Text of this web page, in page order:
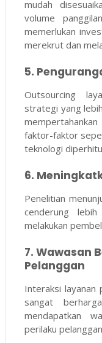
mudah
volume
memerlukan
merekrut dan
5.
Outsourcing
strategi yang
faktor-faktor
teknologi
6.
Penelitian
cenderung
melakukan
7. Wawasan
Pelanggan
Interaksi layanan
sangat
mendapatkan
perilaku